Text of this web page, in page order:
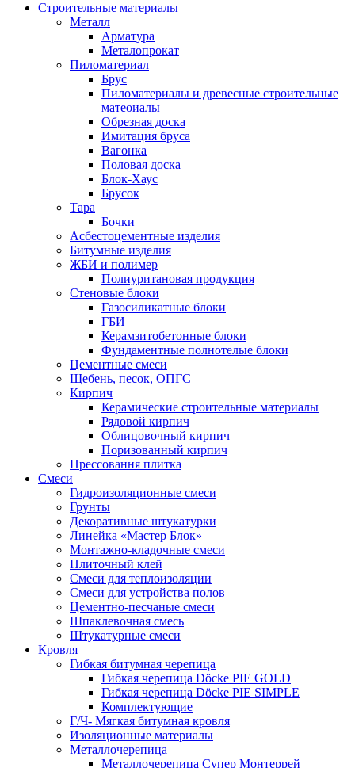
Строительные материалы
Металл
Арматура
Металопрокат
Пиломатериал
Брус
Пиломатериалы и древесные строительные
матеоиалы
Обрезная доска
Имитация бруса
Вагонка
Половая доска
Блок-Хаус
Брусок
Тара
Бочки
Асбестоцементные изделия
Битумные изделия
ЖБИ и полимер
Полиуритановая продукция
Стеновые блоки
Газосиликатные блоки
ГБИ
Керамзитобетонные блоки
Фундаментные полнотелые блоки
Цементные смеси
Щебень, песок, ОПГС
Кирпич
Керамические строительные материалы
Рядовой кирпич
Облицовочный кирпич
Поризованный кирпич
Прессовання плитка
Смеси
Гидроизоляционные смеси
Грунты
Декоративные штукатурки
Линейка «Мастер Блок»
Монтажно-кладочные смеси
Плиточный клей
Смеси для теплоизоляции
Смеси для устройства полов
Цементно-песчаные смеси
Шпаклевочная смесь
Штукатурные смеси
Кровля
Гибкая битумная черепица
Гибкая черепица Döcke PIE GOLD
Гибкая черепица Döcke PIE SIMPLE
Комплектующие
Г/Ч- Мягкая битумная кровля
Изоляционные материалы
Металлочерепица
Металлочерепица Супер Монтеррей